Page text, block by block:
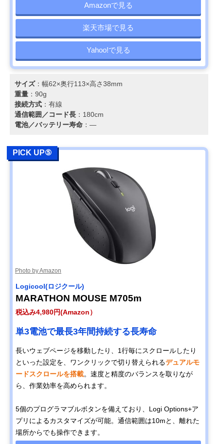
Amazonで見る
楽天市場で見る
Yahoo!で見る
サイズ：幅62×奥行113×高さ38mm
重量 ：90g
接続方式 ：有線
通信範囲／コード長 ：180cm
電池／バッテリー寿命 ：―
PICK UP⑤
Photo by Amazon
Logicool(ロジクール)
MARATHON MOUSE M705m
税込み4,980円(Amazon）
単3電池で最長3年間持続する長寿命
長いウェブページを移動したり、1行毎にスクロールしたり
といった設定を、ワンクリックで切り替えられるデュアルモ
ードスクロールを搭載。速度と精度のバランスを取りなが
ら、作業効率を高められます。
5個のプログラマブルボタンを備えており、Logi Options+ア
プリによるカスタマイズが可能。通信範囲は10mと、離れた
場所からでも操作できます。